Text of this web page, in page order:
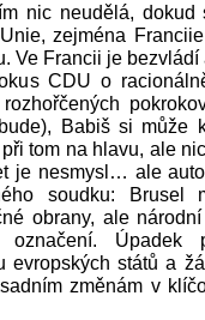
nic neudělá, dokud
zejména
Ve Francii je
CDU o
Babiš si může
tom na hlavu, ale
je nesmysl… ale
soudku: Brusel
obrany, ale
Úpadek
evropských států a
změnám v